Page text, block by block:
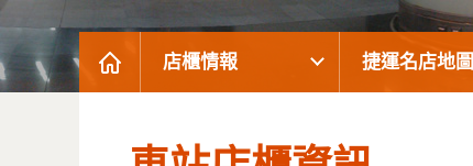
店櫃情報 捷運名店地圖